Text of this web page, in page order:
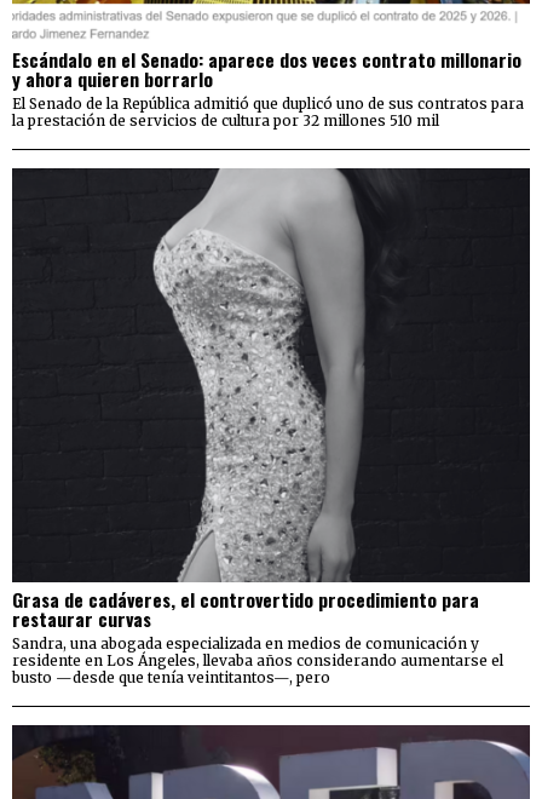
Escándalo en el Senado: aparece dos veces contrato millonario
y ahora quieren borrarlo
El Senado de la República admitió que duplicó uno de sus contratos para
la prestación de servicios de cultura por 32 millones 510 mil
Grasa de cadáveres, el controvertido procedimiento para
restaurar curvas
Sandra, una abogada especializada en medios de comunicación y
residente en Los Ángeles, llevaba años considerando aumentarse el
busto —desde que tenía veintitantos—, pero